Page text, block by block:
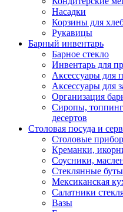
Насадки
Корзины для
Рукавицы
Барный инвентарь
Барное стекло
Инвентарь для
Аксессуары для
Аксессуары для
Организация
Сиропы,
десертов
Столовая посуда и
Столовые
Креманки,
Соусники,
Стеклянные
Мексиканская
Салатники
Вазы